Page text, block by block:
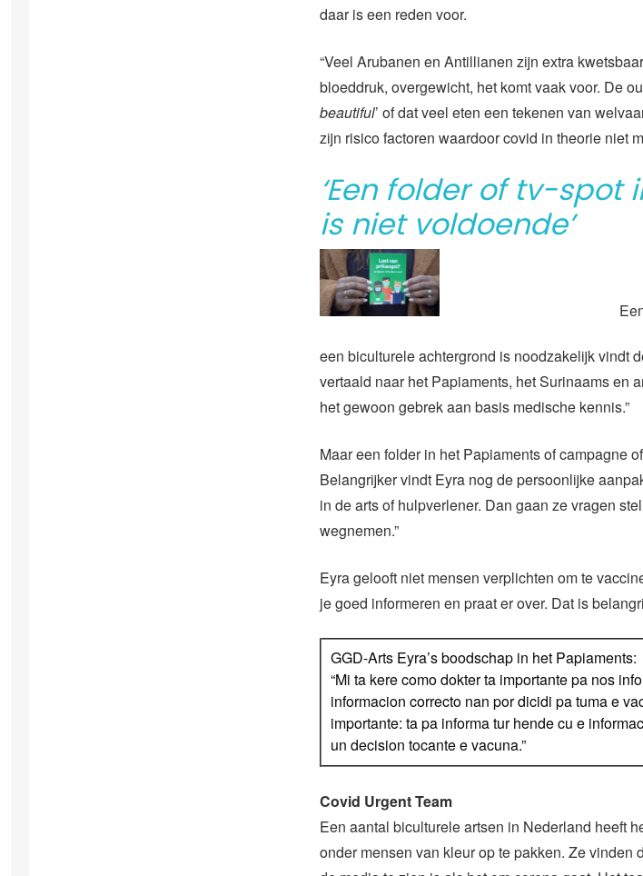
daar is een reden voor.
“Veel Arubanen en Antillianen zijn extra
bloeddruk, overgewicht, het komt vaak voor. De
beautiful’ of dat veel eten een tekenen van
zijn risico factoren waardoor covid in theorie niet
‘Een folder of tv-
is niet voldoende’
een biculturele achtergrond is noodzakelijk vindt
vertaald naar het Papiaments, het Surinaams en
het gewoon gebrek aan basis medische kennis.”
Maar een folder in het Papiaments of campagne
Belangrijker vindt Eyra nog de persoonlijke
in de arts of hulpverlener. Dan gaan ze vragen
wegnemen.”
Eyra gelooft niet mensen verplichten om te
je goed informeren en praat er over. Dat is
GGD-Arts Eyra’s boodschap in het Papiaments:
“Mi ta kere como dokter ta importante pa nos
informacion correcto nan por dicidi pa tuma e
importante: ta pa informa tur hende cu e
un decision tocante e vacuna.”
Covid Urgent Team
Een aantal biculturele artsen in Nederland heeft
onder mensen van kleur op te pakken. Ze